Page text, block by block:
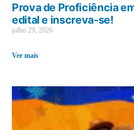
Prova de Proficiência
edital e inscreva-se!
julho 29, 2026
Ver mais